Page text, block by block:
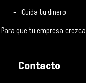
Cuida tu dinero
Para que tu empresa crezca
Contacto